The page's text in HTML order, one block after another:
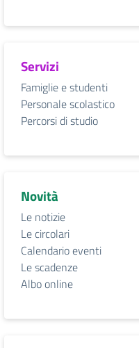
Servizi
Famiglie e studenti
Personale scolastico
Percorsi di studio
Novità
Le notizie
Le circolari
Calendario eventi
Le scadenze
Albo online